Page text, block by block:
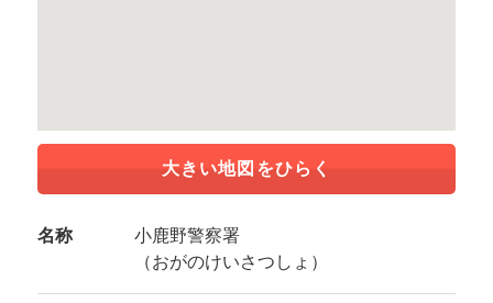
大きい地図をひらく
名称
小鹿野警察署
（おがのけいさつしょ）